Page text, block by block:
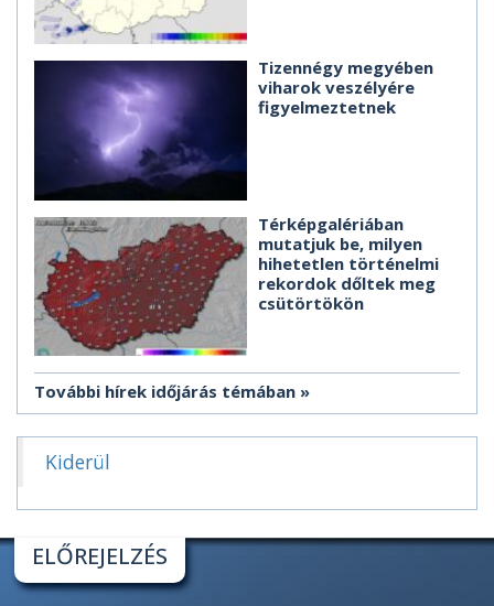
Tizennégy megyében
viharok veszélyére
figyelmeztetnek
Térképgalériában
mutatjuk be, milyen
hihetetlen történelmi
rekordok dőltek meg
csütörtökön
További hírek időjárás témában
Kiderül
ELŐREJELZÉS